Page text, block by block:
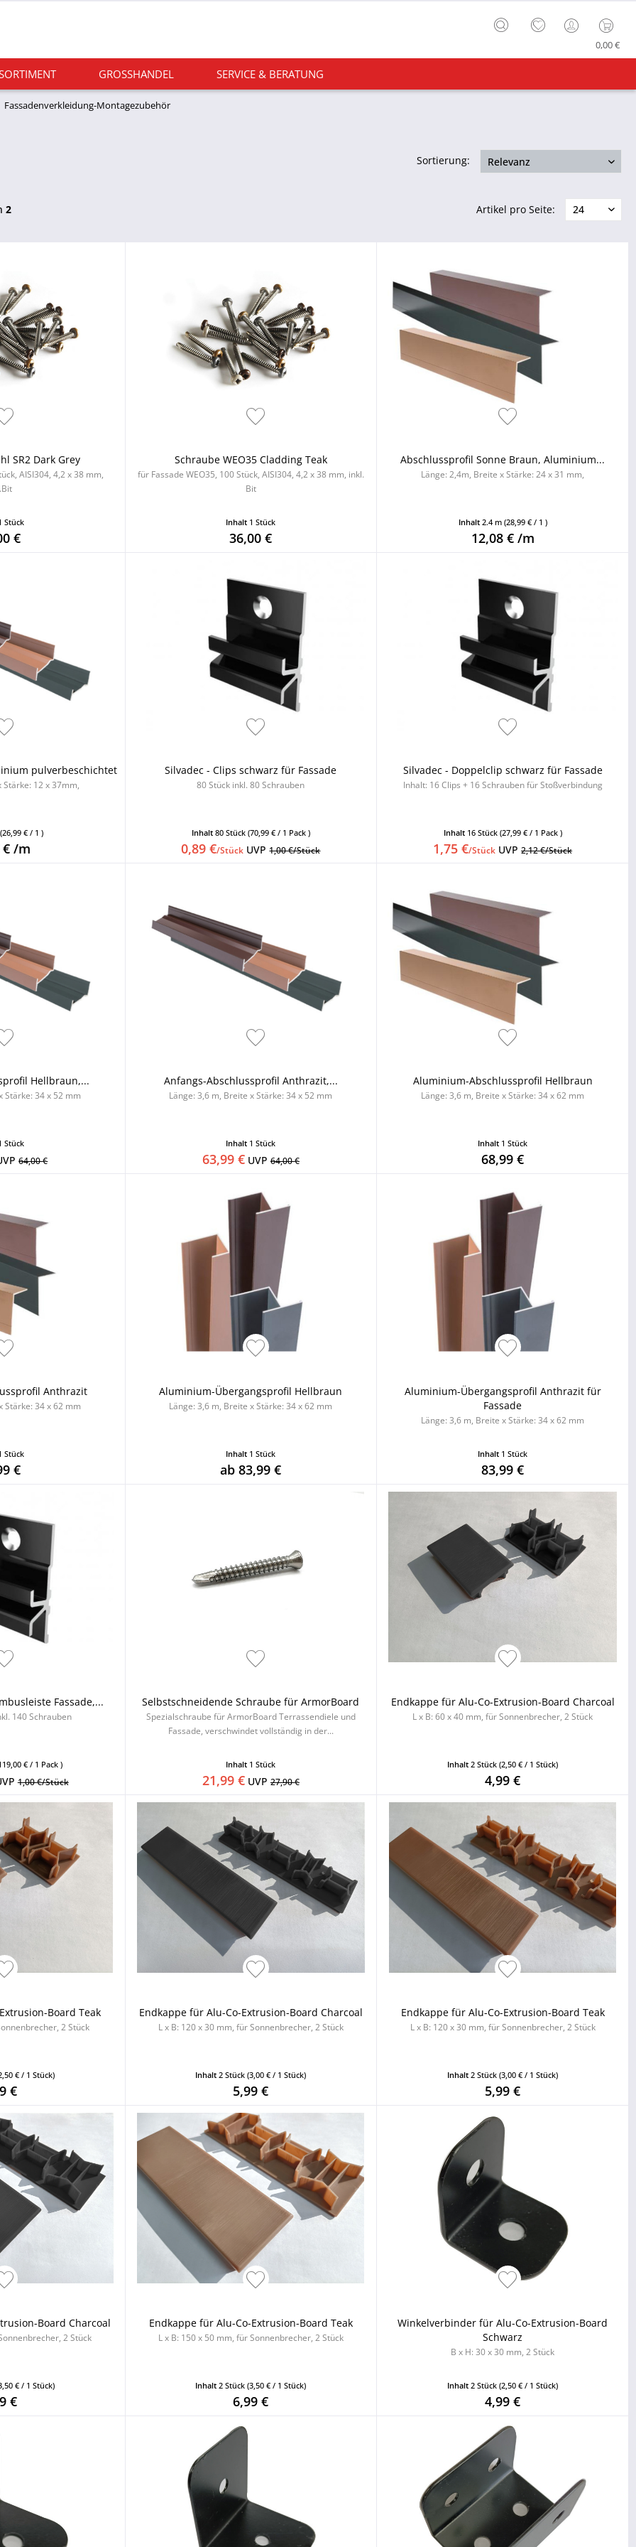
0,00 €
GROSSHANDEL SERVICE & BERATUNG
Fassadenverkleidung-Montagezubehör
Sortierung:
2 Artikel pro Seite:
SR2 Dark Grey
AISI304, 4,2 x 38 mm,
Stück
€
Schraube WEO35 Cladding Teak
für Fassade WEO35, 100 Stück, AISI304, 4,2 x 38 mm, inkl.
Bit
Inhalt 1 Stück
36,00 €
Abschlussprofil Sonne Braun, Aluminium...
Länge: 2,4m, Breite x Stärke: 24 x 31 mm,
Inhalt 2.4 m (28,99 € / 1 )
12,08 € /m
pulverbeschichtet
Stärke: 12 x 37mm,
(26,99 € / 1 )
€ /m
Silvadec - Clips schwarz für Fassade
80 Stück inkl. 80 Schrauben
Inhalt 80 Stück (70,99 € / 1 Pack )
0,89 €/Stück UVP1,00 €/Stück
Silvadec - Doppelclip schwarz für Fassade
Inhalt: 16 Clips + 16 Schrauben für Stoßverbindung
Inhalt 16 Stück (27,99 € / 1 Pack )
1,75 €/Stück UVP2,12 €/Stück
Hellbraun,...
Stärke: 34 x 52 mm
Stück
64,00 €
Anfangs-Abschlussprofil Anthrazit,...
Länge: 3,6 m, Breite x Stärke: 34 x 52 mm
Inhalt 1 Stück
63,99 €UVP 64,00 €
Aluminium-Abschlussprofil Hellbraun
Länge: 3,6 m, Breite x Stärke: 34 x 62 mm
Inhalt 1 Stück
68,99 €
Anthrazit
Stärke: 34 x 62 mm
Stück
€
Aluminium-Übergangsprofil Hellbraun
Länge: 3,6 m, Breite x Stärke: 34 x 62 mm
Inhalt 1 Stück
ab 83,99 €
Aluminium-Übergangsprofil Anthrazit für
Fassade
Länge: 3,6 m, Breite x Stärke: 34 x 62 mm
Inhalt 1 Stück
83,99 €
Fassade,...
140 Schrauben
€ / 1 Pack )
1,00 €/Stück
Selbstschneidende Schraube für ArmorBoard
Spezialschraube für ArmorBoard Terrassendiele und
Fassade, verschwindet vollständig in der...
Inhalt 1 Stück
21,99 €UVP 27,90 €
Endkappe für Alu-Co-Extrusion-Board Charcoal
L x B: 60 x 40 mm, für Sonnenbrecher, 2 Stück
Inhalt2 Stück(2,50 € / 1 Stück)
4,99 €
Board Teak
2 Stück
€ / 1 Stück)
€
Endkappe für Alu-Co-Extrusion-Board Charcoal
L x B: 120 x 30 mm, für Sonnenbrecher, 2 Stück
Inhalt2 Stück(3,00 € / 1 Stück)
5,99 €
Endkappe für Alu-Co-Extrusion-Board Teak
L x B: 120 x 30 mm, für Sonnenbrecher, 2 Stück
Inhalt2 Stück(3,00 € / 1 Stück)
5,99 €
Board Charcoal
2 Stück
€ / 1 Stück)
€
Endkappe für Alu-Co-Extrusion-Board Teak
L x B: 150 x 50 mm, für Sonnenbrecher, 2 Stück
Inhalt2 Stück(3,50 € / 1 Stück)
6,99 €
Winkelverbinder für Alu-Co-Extrusion-Board
Schwarz
B x H: 30 x 30 mm, 2 Stück
Inhalt2 Stück(2,50 € / 1 Stück)
4,99 €